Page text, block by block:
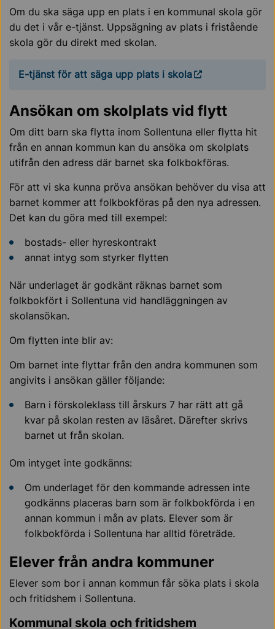
Om du ska säga upp en plats i en kommunal skola gör
du det i vår e-tjänst. Uppsägning av plats i fristående
skola gör du direkt med skolan.
E-tjänst för att säga upp plats i skola
Ansökan om skolplats vid flytt
Om ditt barn ska flytta inom Sollentuna eller flytta hit
från en annan kommun kan du ansöka om skolplats
utifrån den adress där barnet ska folkbokföras.
För att vi ska kunna pröva ansökan behöver du visa att
barnet kommer att folkbokföras på den nya adressen.
Det kan du göra med till exempel:
bostads- eller hyreskontrakt
annat intyg som styrker flytten
När underlaget är godkänt räknas barnet som
folkbokfört i Sollentuna vid handläggningen av
skolansökan.
Om flytten inte blir av:
Om barnet inte flyttar från den andra kommunen som
angivits i ansökan gäller följande:
Barn i förskoleklass till årskurs 7 har rätt att gå
kvar på skolan resten av läsåret. Därefter skrivs
barnet ut från skolan.
Om intyget inte godkänns:
Om underlaget för den kommande adressen inte
godkänns placeras barn som är folkbokförda i en
annan kommun i mån av plats. Elever som är
folkbokförda i Sollentuna har alltid företräde.
Elever från andra kommuner
Elever som bor i annan kommun får söka plats i skola
och fritidshem i Sollentuna.
Kommunal skola och fritidshem